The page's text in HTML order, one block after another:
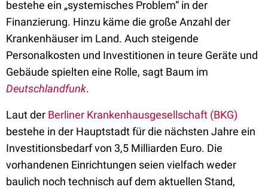
bestehe ein „systemisches Problem“ in der
Finanzierung. Hinzu käme die große Anzahl der
Krankenhäuser im Land. Auch steigende
Personalkosten und Investitionen in teure Geräte und
Gebäude spielten eine Rolle, sagt Baum im
Deutschlandfunk.
Laut der Berliner Krankenhausgesellschaft (BKG)
bestehe in der Hauptstadt für die nächsten Jahre ein
Investitionsbedarf von 3,5 Milliarden Euro. Die
vorhandenen Einrichtungen seien vielfach weder
baulich noch technisch auf dem aktuellen Stand,